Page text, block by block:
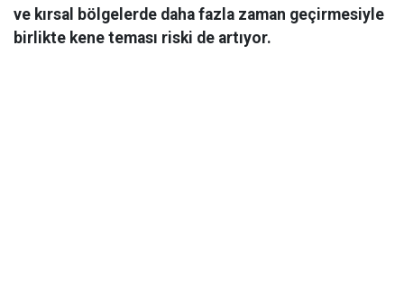
ve kırsal bölgelerde daha fazla zaman geçirmesiyle
birlikte kene teması riski de artıyor.